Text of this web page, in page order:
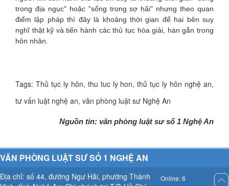
trong địa ngục" hoặc "sống trong sợ hãi" nhưng theo quan
điểm lập pháp thì đây là khoảng thời gian để hai bên suy
nghĩ thật kỹ và tiến hành các thủ tục hòa giải, hàn gắn trong
hôn nhân.
Tags: Thủ tục ly hôn, thu tuc ly hon, thủ tục ly hôn nghệ an,
tư vấn luật nghệ an, văn phòng luật sư Nghệ An
Nguồn tin: văn phòng luật sư số 1 Nghệ An
VĂN PHÒNG LUẬT SƯ SỐ 1 NGHỆ AN
Địa chỉ: số 44, đường Ngư Hải, phường Thành
Online: 6